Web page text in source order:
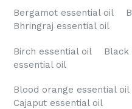
Bergamot essential oil
Bhringraj essential oil
Birch essential oil
essential oil
Blood orange essential
Cajaput essential oil